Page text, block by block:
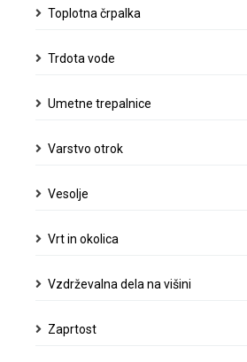
Toplotna črpalka
Trdota vode
Umetne trepalnice
Varstvo otrok
Vesolje
Vrt in okolica
Vzdrževalna dela na višini
Zaprtost